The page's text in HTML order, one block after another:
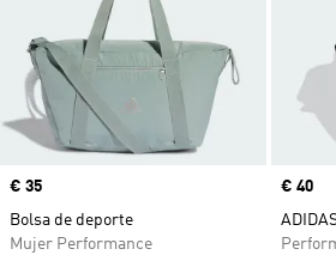
Precio
€ 35
Bolsa de deporte
Mujer Performance
Precio
€ 40